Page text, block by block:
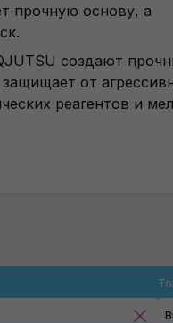
прочную основу, а
создают
от
реагентов и